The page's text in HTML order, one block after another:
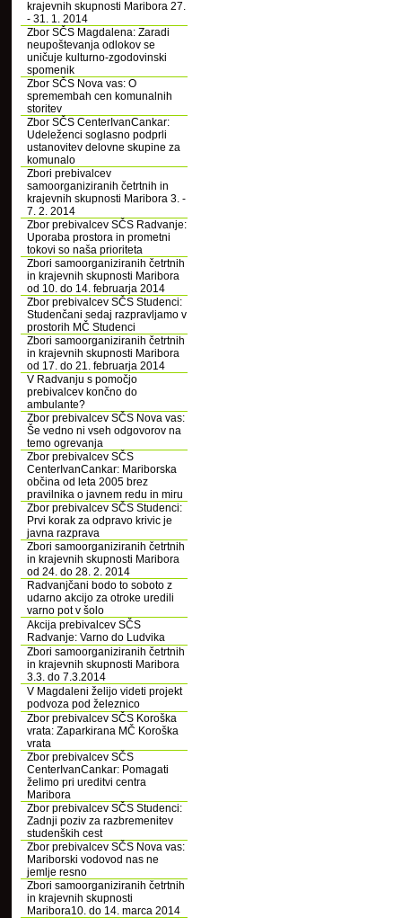
krajevnih skupnosti Maribora 27.
- 31. 1. 2014
Zbor SČS Magdalena: Zaradi
neupoštevanja odlokov se
uničuje kulturno-zgodovinski
spomenik
Zbor SČS Nova vas: O
spremembah cen komunalnih
storitev
Zbor SČS CenterIvanCankar:
Udeleženci soglasno podprli
ustanovitev delovne skupine za
komunalo
Zbori prebivalcev
samoorganiziranih četrtnih in
krajevnih skupnosti Maribora 3. -
7. 2. 2014
Zbor prebivalcev SČS Radvanje:
Uporaba prostora in prometni
tokovi so naša prioriteta
Zbori samoorganiziranih četrtnih
in krajevnih skupnosti Maribora
od 10. do 14. februarja 2014
Zbor prebivalcev SČS Studenci:
Studenčani sedaj razpravljamo v
prostorih MČ Studenci
Zbori samoorganiziranih četrtnih
in krajevnih skupnosti Maribora
od 17. do 21. februarja 2014
V Radvanju s pomočjo
prebivalcev končno do
ambulante?
Zbor prebivalcev SČS Nova vas:
Še vedno ni vseh odgovorov na
temo ogrevanja
Zbor prebivalcev SČS
CenterIvanCankar: Mariborska
občina od leta 2005 brez
pravilnika o javnem redu in miru
Zbor prebivalcev SČS Studenci:
Prvi korak za odpravo krivic je
javna razprava
Zbori samoorganiziranih četrtnih
in krajevnih skupnosti Maribora
od 24. do 28. 2. 2014
Radvanjčani bodo to soboto z
udarno akcijo za otroke uredili
varno pot v šolo
Akcija prebivalcev SČS
Radvanje: Varno do Ludvika
Zbori samoorganiziranih četrtnih
in krajevnih skupnosti Maribora
3.3. do 7.3.2014
V Magdaleni želijo videti projekt
podvoza pod železnico
Zbor prebivalcev SČS Koroška
vrata: Zaparkirana MČ Koroška
vrata
Zbor prebivalcev SČS
CenterIvanCankar: Pomagati
želimo pri ureditvi centra
Maribora
Zbor prebivalcev SČS Studenci:
Zadnji poziv za razbremenitev
studenških cest
Zbor prebivalcev SČS Nova vas:
Mariborski vodovod nas ne
jemlje resno
Zbori samoorganiziranih četrtnih
in krajevnih skupnosti
Maribora10. do 14. marca 2014